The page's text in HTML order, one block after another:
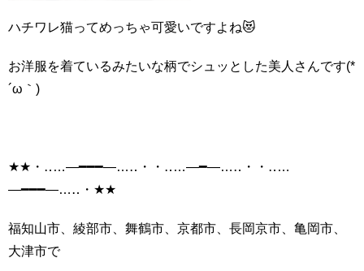
ハチワレ猫ってめっちゃ可愛いですよね😻
お洋服を着ているみたいな柄でシュッとした美人さんです(*
´ω｀)
★★・‥…―━━━―…‥・・‥…―━―…‥・・‥…
―━━━―…‥・★★
福知山市、綾部市、舞鶴市、京都市、長岡京市、亀岡市、
大津市で